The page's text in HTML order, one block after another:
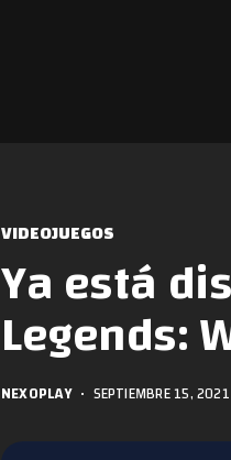
VIDEOJUEGOS
Ya está
Legends:
NEXOPLAY • SEPTIEMBRE 15, 2021